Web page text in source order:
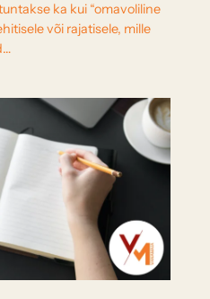
ka kui “omavoliline
või rajatisele, mille